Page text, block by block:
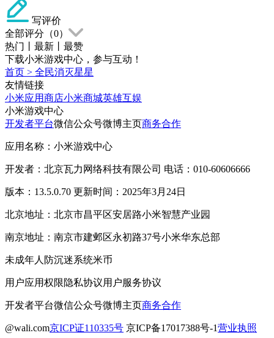
写评价
全部评分（0）
热门
最新
最赞
下载小米游戏中心，参与互动！
首页 > 全民消灭星星
友情链接
小米应用商店小米商城英雄互娱
小米游戏中心
开发者平台微信公众号微博主页商务合作
应用名称：小米游戏中心
开发者：北京瓦力网络科技有限公司 电话：010-60606666
版本：13.5.0.70 更新时间：2025年3月24日
北京地址：北京市昌平区安居路小米智慧产业园
南京地址：南京市建邺区永初路37号小米华东总部
未成年人防沉迷系统米币
用户应用权限隐私协议用户服务协议
开发者平台微信公众号微博主页商务合作
@wali.com京ICP证110335号 京ICP备17017388号-1营业执照